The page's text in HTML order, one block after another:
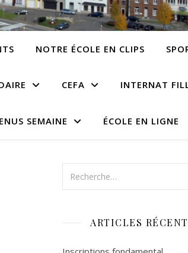
NOTRE ÉCOLE EN CLIPS
CEFA INTERNAT
SEMAINE ÉCOLE EN LIGNE
ARTICLES